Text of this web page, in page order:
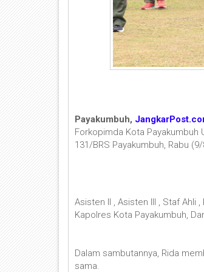
Payakumbuh,
Forkopimda Kota Payakumbuh
131/BRS Payakumbuh, Rabu (9/
Asisten II , Asisten III , Staf Ahli
Kapolres Kota Payakumbuh,
Dalam sambutannya, Rida
sama.